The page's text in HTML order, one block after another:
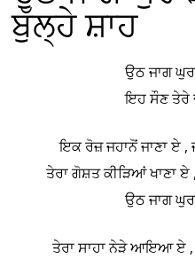
ਬੁੱਲ੍ਹੇ ਸ਼ਾਹ
ਉਠ ਜਾਗ
ਇਹ ਸੌਣ ਤੇਰੇ
ਇਕ ਰੋਜ਼ ਜਹਾਨੋਂ ਜਾਣਾ ਏ ,
ਤੇਰਾ ਗੋਸ਼ਤ ਕੀੜਿਆਂ ਖਾਣਾ ਏ
ਉਠ ਜਾਗ
ਤੇਰਾ ਸਾਹਾ ਨੇੜੇ ਆਇਆ ਏ